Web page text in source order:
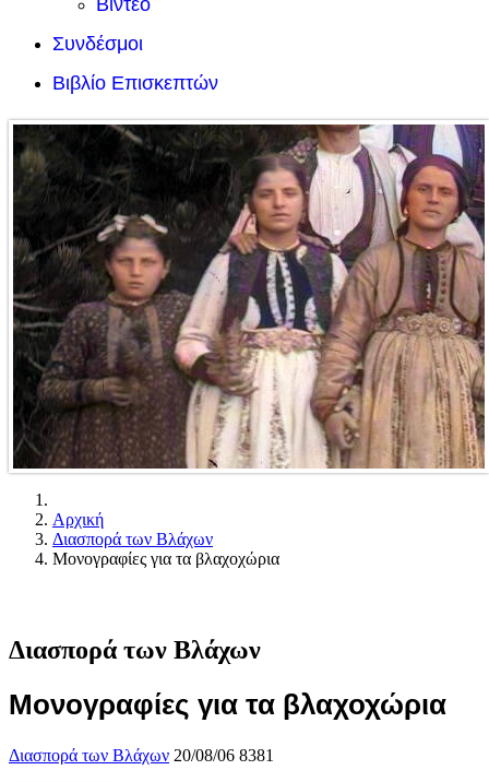
Βίντεο
Συνδέσμοι
Βιβλίο Επισκεπτών
Αρχική
Διασπορά των Βλάχων
Μονογραφίες για τα βλαχοχώρια
Διασπορά των Βλάχων
Μονογραφίες για τα βλαχοχώρια
Διασπορά των Βλάχων 20/08/06 8381